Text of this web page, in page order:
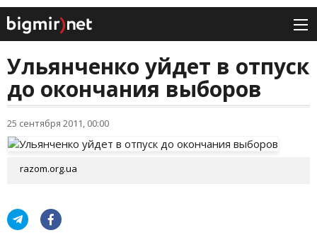
Ульянченко уйдет в отпуск
до окончания выборов
25 сентября 2011, 00:00
razom.org.ua